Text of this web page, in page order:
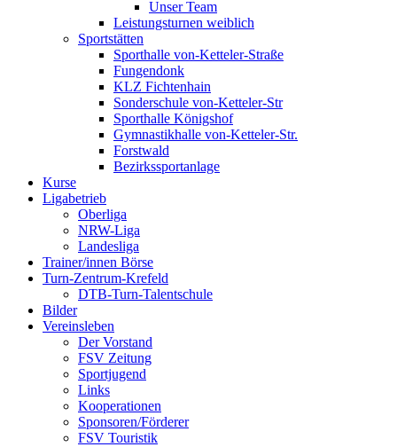
Unser Team
Leistungsturnen weiblich
Sportstätten
Sporthalle von-Ketteler-Straße
Fungendonk
KLZ Fichtenhain
Sonderschule von-Ketteler-Str
Sporthalle Königshof
Gymnastikhalle von-Ketteler-Str.
Forstwald
Bezirkssportanlage
Kurse
Ligabetrieb
Oberliga
NRW-Liga
Landesliga
Trainer/innen Börse
Turn-Zentrum-Krefeld
DTB-Turn-Talentschule
Bilder
Vereinsleben
Der Vorstand
FSV Zeitung
Sportjugend
Links
Kooperationen
Sponsoren/Förderer
FSV Touristik